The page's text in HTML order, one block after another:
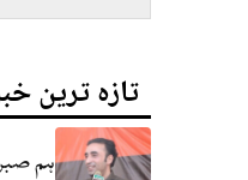
تازہ ترین
ہم